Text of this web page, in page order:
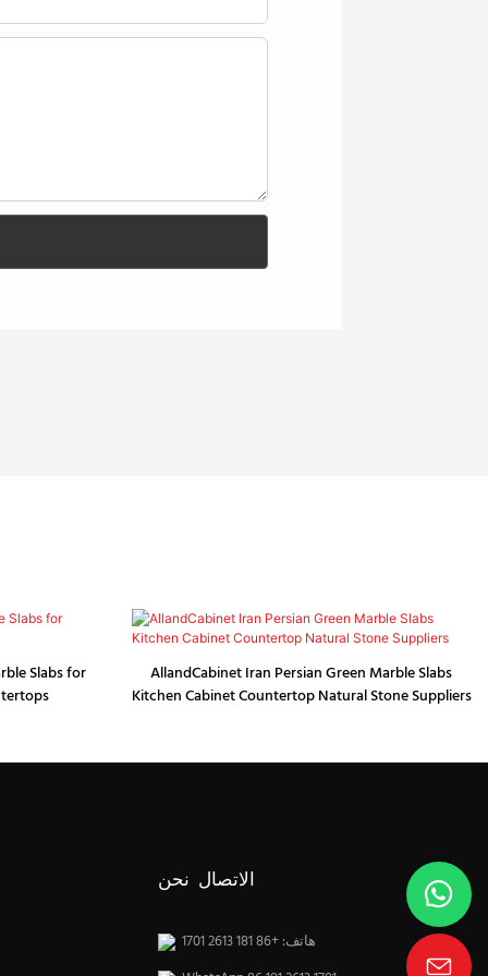
Slabs for
AllandCabinet Iran Persian Green Marble Slabs
Kitchen Cabinet Countertop Natural Stone Suppliers
الاتصال نحن
هاتف: +86 181 2613 1701